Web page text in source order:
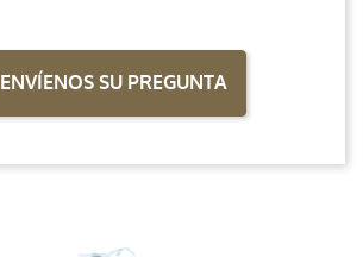
ENVÍENOS SU PREGUNTA